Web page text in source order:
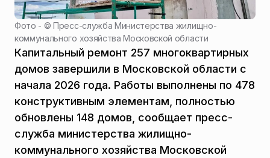
Фото - ©Пресс-служба Министерства жилищно-
коммунального хозяйства Московской области
Капитальный ремонт 257 многоквартирных
домов завершили в Московской области с
начала 2026 года. Работы выполнены по 478
конструктивным элементам, полностью
обновлены 148 домов, сообщает пресс-
служба министерства жилищно-
коммунального хозяйства Московской